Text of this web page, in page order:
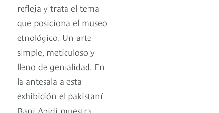
refleja y trata el tema
que posiciona el museo
etnológico. Un arte
simple, meticuloso y
lleno de genialidad. En
la antesala a esta
exhibición el pakistaní
Bani Abidi muestra